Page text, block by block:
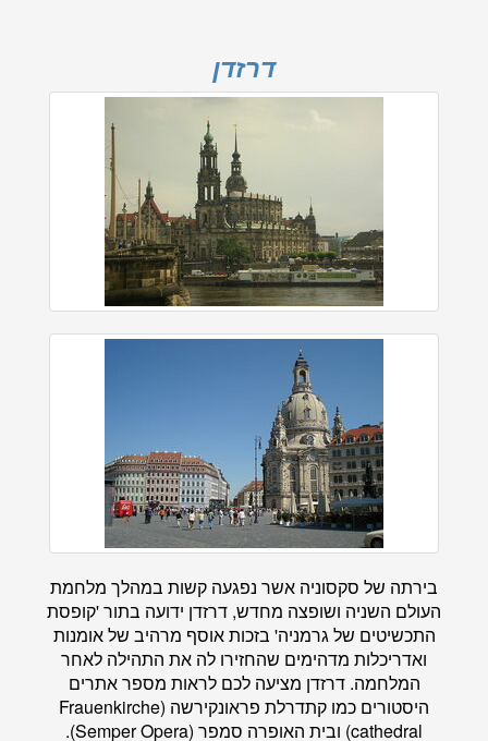
דרזדן
בירתה של סקסוניה אשר נפגעה קשות במהלך מלחמת
העולם השניה ושופצה מחדש, דרזדן ידועה בתור 'קופסת
התכשיטים של גרמניה' בזכות אוסף מרהיב של אומנות
ואדריכלות מדהימים שהחזירו לה את התהילה לאחר
המלחמה. דרזדן מציעה לכם לראות מספר אתרים
היסטורים כמו קתדרלת פראונקירשה (Frauenkirche
cathedral) ובית האופרה סמפר (Semper Opera).